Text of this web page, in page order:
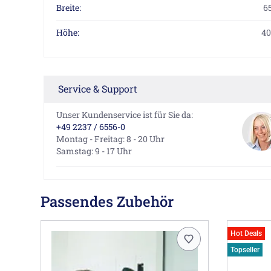
Breite:
Höhe:
Service & Support
Unser Kundenservice ist für Sie da:
+49 2237 / 6556-0
Montag - Freitag: 8 - 20 Uhr
Samstag: 9 - 17 Uhr
Passendes Zubehör
Hot Deals
Topseller